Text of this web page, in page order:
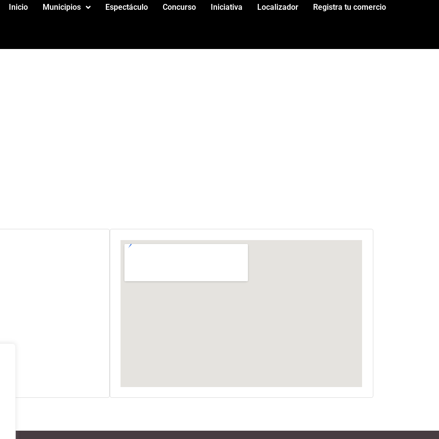
Inicio Municipios Espectáculo Concurso Iniciativa Localizador Registra tu comercio